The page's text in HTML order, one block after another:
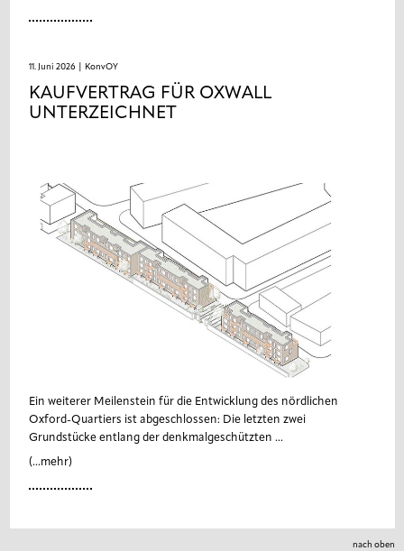
11. Juni 2026 | KonvOY
KAUFVERTRAG FÜR OXWALL
UNTERZEICHNET
Ein weiterer Meilenstein für die Entwicklung des nördlichen
Oxford-Quartiers ist abgeschlossen: Die letzten zwei
Grundstücke entlang der denkmalgeschützten ...
(...mehr)
nach oben